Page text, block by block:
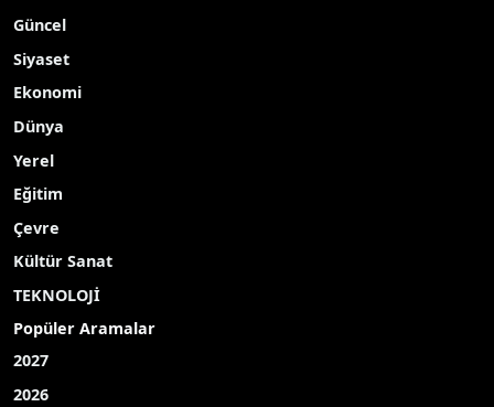
Güncel
Siyaset
Ekonomi
Dünya
Yerel
Eğitim
Çevre
Kültür Sanat
TEKNOLOJİ
Popüler Aramalar
2027
2026